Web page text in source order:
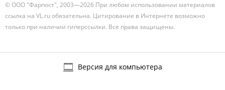
© ООО "Фарпост", 2003—2026 При любом использовании материалов
ссылка на VL.ru обязательна. Цитирование в Интернете возможно
только при наличии гиперссылки. Все права защищены.
Версия для компьютера